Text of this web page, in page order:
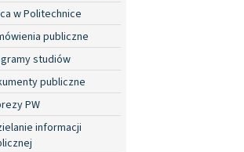
w Politechnice
publiczne
studiów
publiczne
PW
informacji